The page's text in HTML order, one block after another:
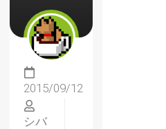
2015/09/12
シバ